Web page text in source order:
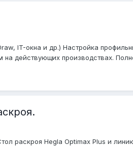
IT-окна и др.) Настройка
действующих производствах.
раскроя Hegla Optimax Plus и